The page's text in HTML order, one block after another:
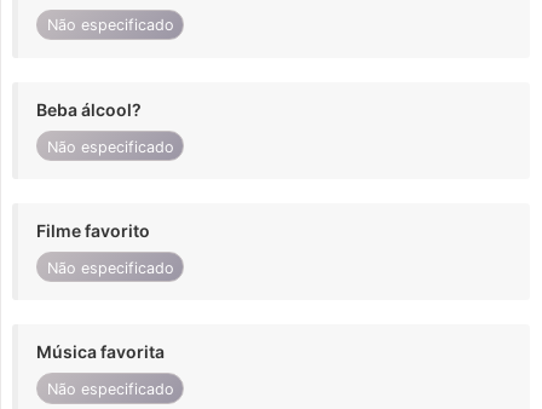
Não especificado
Beba álcool?
Não especificado
Filme favorito
Não especificado
Música favorita
Não especificado